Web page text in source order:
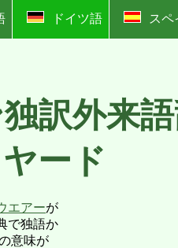
ドイツ語 スペ
訳外来
ード
エアーが
で独語か
意味が